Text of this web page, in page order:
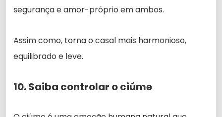
segurança e amor-próprio em ambos.
Assim como, torna o casal mais harmonioso,
equilibrado e leve.
10. Saiba controlar o ciúme